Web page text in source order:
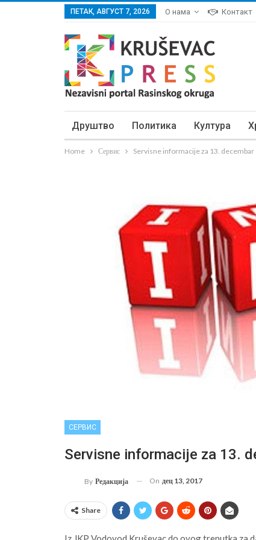
ПЕТАК, АВГУСТ 7, 2026 О нама Контакт
Друштво Политика Култура
Home Сервис Servisne informacije za 13. decembar
СЕРВИС
Servisne informacije za 13.
By Редакција On дец 13, 2017
Share